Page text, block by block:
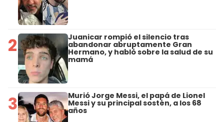
2 Juanicar rompió el silencio tras
abandonar abruptamente Gran
Hermano, y habló sobre la salud de su
mamá
3 Murió Jorge Messi, el papá de Lionel
Messi y su principal sostén, a los 68
años